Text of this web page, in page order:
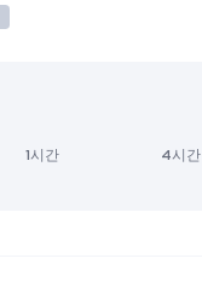
1시간 4시간